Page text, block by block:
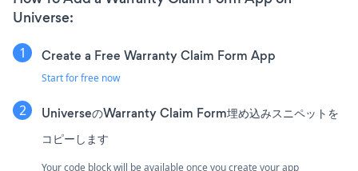
Universe:
Create a Free Warranty Claim Form App
Start for free now
UniverseのWarranty Claim Form埋め込みスニペットを
コピーします
Your code block will be available once you create your app